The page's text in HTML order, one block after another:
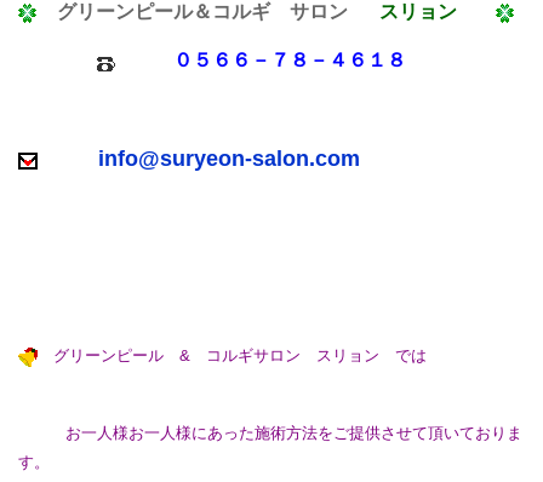
グリーンピール＆コルギ サロン スリョン
０５６６－７８－４６１８
info@suryeon-salon.com
グリーンピール & コルギサロン スリョン では
お一人様お一人様にあった施術方法をご提供させて頂いておりま
す。